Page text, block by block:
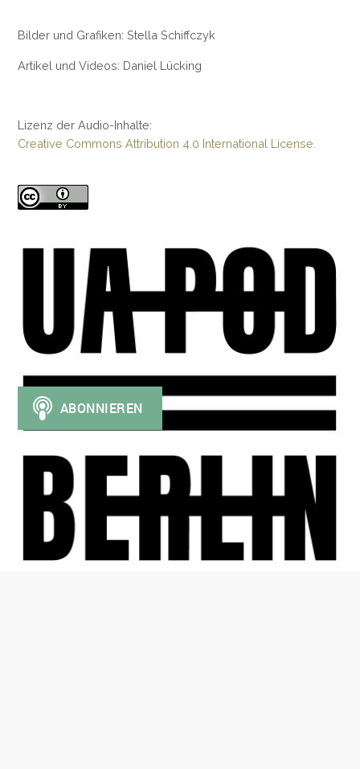
Bilder und Grafiken: Stella Schiffczyk
Artikel und Videos: Daniel Lücking
Lizenz der Audio-Inhalte:
Creative Commons Attribution 4.0 International License.